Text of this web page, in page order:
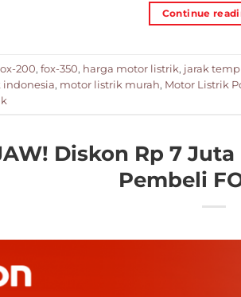
Continue
200, fox-350, harga motor listrik, jarak
indonesia, motor listrik murah, Motor Listrik
Diskon Rp 7
Pembeli